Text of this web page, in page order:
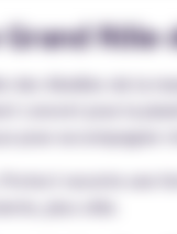
des Abeilles de la
concret pour la
pour
raconte une